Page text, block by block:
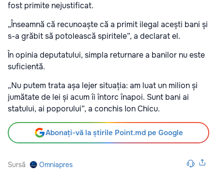
fost primite nejustificat.
„Înseamnă că recunoaște că a primit ilegal acești bani și
s-a grăbit să potolească spiritele”, a declarat el.
În opinia deputatului, simpla returnare a banilor nu este
suficientă.
„Nu putem trata așa lejer situația: am luat un milion și
jumătate de lei și acum îi întorc înapoi. Sunt bani ai
statului, ai poporului”, a conchis Ion Chicu.
Abonați-vă la știrile Point.md pe Google
Sursă Omniapres